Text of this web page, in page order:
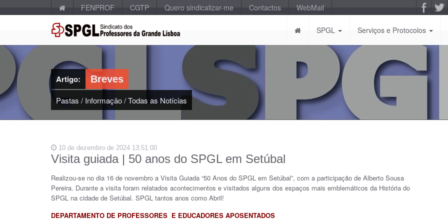
FENPROF CGTP Quero sindicalizar-me Contactos WebMail
SPGL Serviços e Protocolos
Artigo: Breves
Pastas / Informação/Todas as Notícias
10 de dezembro de 2024 13:51:00
Visita guiada | 50 anos do SPGL em Setúbal
Realizou-se no dia 16 de novembro a Visita Guiada “50 Anos do SPGL em Setúbal”, com a participação de Alberto Sousa
Pereira. Durante a visita foram relatados acontecimentos e visitados alguns dos espaços mais emblemáticos da História do
SPGL na cidade de Setúbal. SPGL tantos anos como Abril!
DEPARTAMENTO DE PROFESSORES E EDUCADORES APOSENTADOS